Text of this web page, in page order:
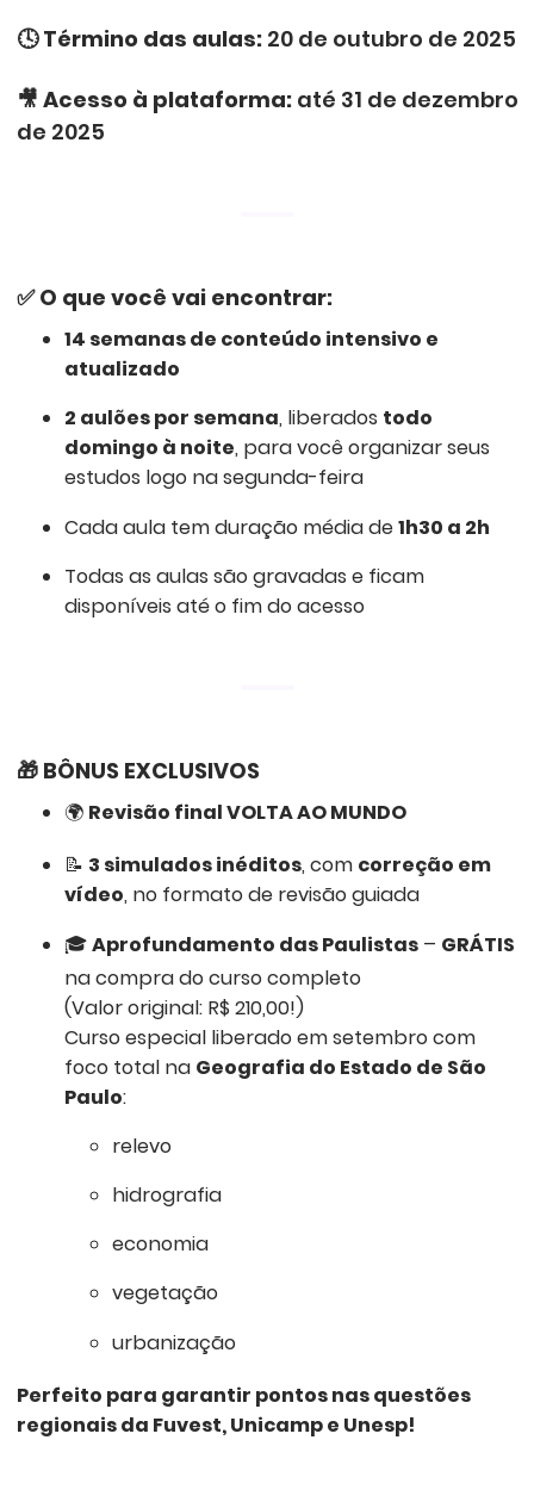
🕓Término das aulas:20 de outubro de 2025
🎥 Acesso à plataforma:até 31 de dezembro
de 2025
✅O que você vai encontrar:
14 semanas de conteúdo intensivo e
atualizado
2 aulões por semana, liberados todo
domingo à noite, para você organizar seus
estudos logo na segunda-feira
Cada aula tem duração média de1h30 a 2h
Todas as aulas são gravadas e ficam
disponíveis até o fim do acesso
🎁 BÔNUS EXCLUSIVOS
🌍 Revisão final VOLTA AO MUNDO
📝 3 simulados inéditos, com correção em
vídeo, no formato de revisão guiada
🎓Aprofundamento das Paulistas– GRÁTIS
na compra do curso completo
(Valor original: R$ 210,00!)
Curso especial liberado em setembro com
foco total na Geografia do Estado de São
Paulo:
relevo
hidrografia
economia
vegetação
urbanização
Perfeito para garantir pontos nas questões
regionais da Fuvest, Unicamp e Unesp!